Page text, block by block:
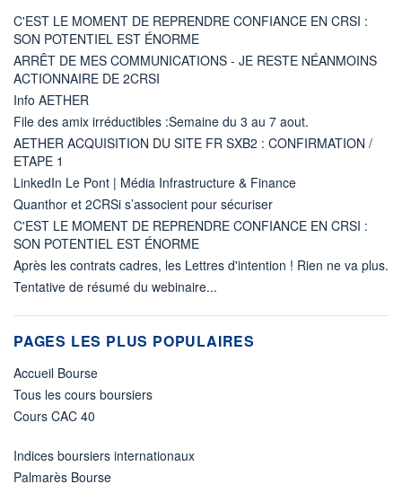
C'EST LE MOMENT DE REPRENDRE CONFIANCE EN CRSI :
SON POTENTIEL EST ÉNORME
ARRÊT DE MES COMMUNICATIONS - JE RESTE NÉANMOINS
ACTIONNAIRE DE 2CRSI
Info AETHER
File des amix irréductibles :Semaine du 3 au 7 aout.
AETHER ACQUISITION DU SITE FR SXB2 : CONFIRMATION /
ETAPE 1
LinkedIn Le Pont | Média Infrastructure & Finance
Quanthor et 2CRSi s’associent pour sécuriser
C'EST LE MOMENT DE REPRENDRE CONFIANCE EN CRSI :
SON POTENTIEL EST ÉNORME
Après les contrats cadres, les Lettres d'intention ! Rien ne va plus.
Tentative de résumé du webinaire...
PAGES LES PLUS POPULAIRES
Accueil Bourse
Tous les cours boursiers
Cours CAC 40
Indices boursiers internationaux
Palmarès Bourse